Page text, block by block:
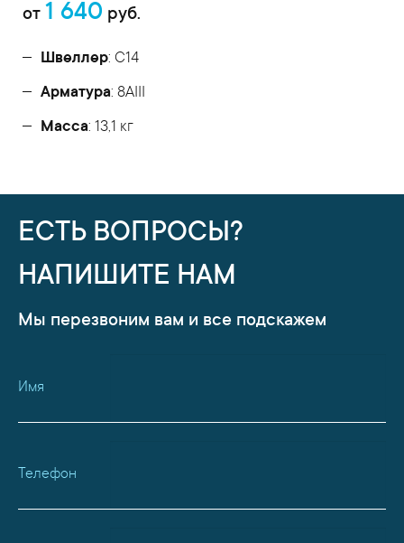
от 1 640 руб.
Швеллер: С14
Арматура: 8AIII
Масса: 13,1 кг
ЕСТЬ ВОПРОСЫ?
НАПИШИТЕ НАМ
Мы перезвоним вам и все подскажем
Имя
Телефон